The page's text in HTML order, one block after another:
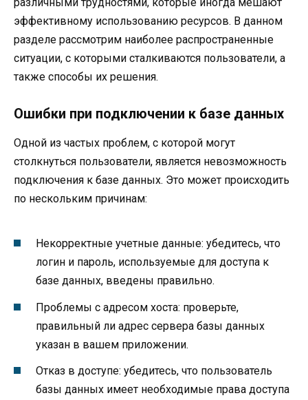
эффективному использованию ресурсов. В данном
разделе рассмотрим наиболее распространенные
ситуации, с которыми сталкиваются пользователи, а
также способы их решения.
Ошибки при подключении к базе данных
Одной из частых проблем, с которой могут
столкнуться пользователи, является невозможность
подключения к базе данных. Это может происходить
по нескольким причинам:
Некорректные учетные данные: убедитесь, что
логин и пароль, используемые для доступа к
базе данных, введены правильно.
Проблемы с адресом хоста: проверьте,
правильный ли адрес сервера базы данных
указан в вашем приложении.
Отказ в доступе: убедитесь, что пользователь
базы данных имеет необходимые права доступа